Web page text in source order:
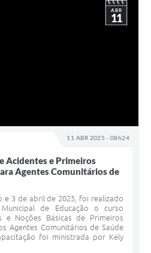
11 ABR 2025 - 08h24
ABR
11
Acidentes e Primeiros
Agentes Comunitários de
e 3 de abril de 2025, foi realizado
de Educação o curso
e Noções Básicas de Primeiros
Agentes Comunitários de Saúde
foi ministrada por Kely